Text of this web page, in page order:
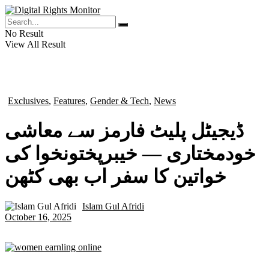
No Result
View All Result
Exclusives, Features, Gender & Tech, News
ڈیجیٹل پلیٹ فارمز سے معاشی
خودمختاری — خیبرپختونخوا کی
خواتین کا سفر اب بھی کٹھن
Islam Gul Afridi
October 16, 2025